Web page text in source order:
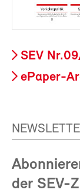
SEV
ePaper-
der SEV-